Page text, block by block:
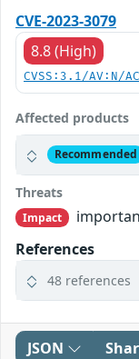
CVE-2023-3079
8.8 (High)
CVSS:3.1/AV:N/
Affected products
Recommended
Threats
Impact
References
48 references
JSON